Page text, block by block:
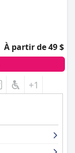
À partir de 49 $
+1